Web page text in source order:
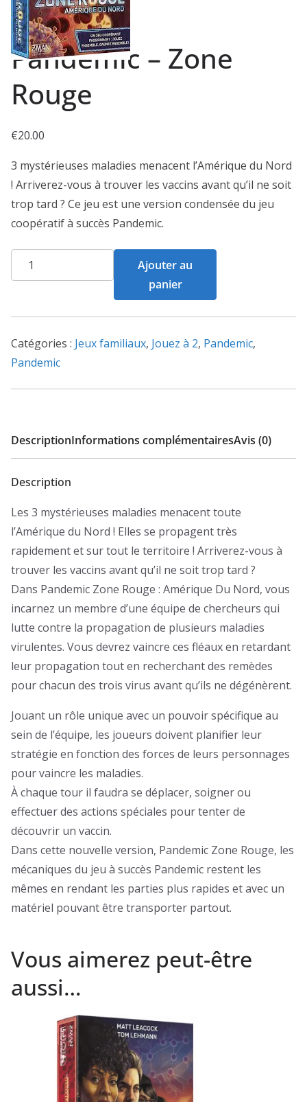
Pandemic – Zone
Rouge
€20.00
3 mystérieuses maladies menacent l’Amérique du Nord
! Arriverez-vous à trouver les vaccins avant qu’il ne soit
trop tard ? Ce jeu est une version condensée du jeu
coopératif à succès Pandemic.
quantité
de
-
Rouge
Ajouter au
panier
Catégories : Jeux familiaux, Jouez à 2, Pandemic,
Pandemic
DescriptionInformations complémentairesAvis (0)
Description
Les 3 mystérieuses maladies menacent toute
l’Amérique du Nord ! Elles se propagent très
rapidement et sur tout le territoire ! Arriverez-vous à
trouver les vaccins avant qu’il ne soit trop tard ?
Dans Pandemic Zone Rouge : Amérique Du Nord, vous
incarnez un membre d’une équipe de chercheurs qui
lutte contre la propagation de plusieurs maladies
virulentes. Vous devrez vaincre ces fléaux en retardant
leur propagation tout en recherchant des remèdes
pour chacun des trois virus avant qu’ils ne dégénèrent.
Jouant un rôle unique avec un pouvoir spécifique au
sein de l’équipe, les joueurs doivent planifier leur
stratégie en fonction des forces de leurs personnages
pour vaincre les maladies.
À chaque tour il faudra se déplacer, soigner ou
effectuer des actions spéciales pour tenter de
découvrir un vaccin.
Dans cette nouvelle version, Pandemic Zone Rouge, les
mécaniques du jeu à succès Pandemic restent les
mêmes en rendant les parties plus rapides et avec un
matériel pouvant être transporter partout.
Vous aimerez peut-être
aussi…